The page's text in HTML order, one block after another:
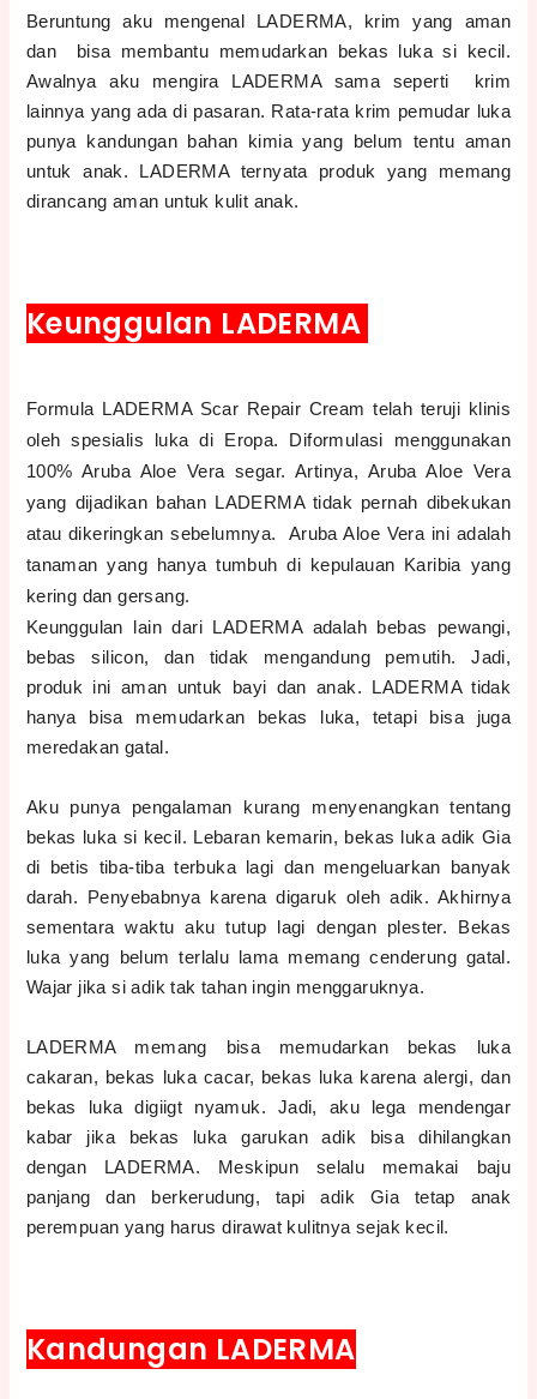
Beruntung aku mengenal LADERMA, krim yang aman
dan bisa membantu memudarkan bekas luka si kecil.
Awalnya aku mengira LADERMA sama seperti krim
lainnya yang ada di pasaran. Rata-rata krim pemudar luka
punya kandungan bahan kimia yang belum tentu aman
untuk anak. LADERMA ternyata produk yang memang
dirancang aman untuk kulit anak.
Keunggulan LADERMA
Formula LADERMA Scar Repair Cream telah teruji klinis
oleh spesialis luka di Eropa. Diformulasi menggunakan
100% Aruba Aloe Vera segar. Artinya, Aruba Aloe Vera
yang dijadikan bahan LADERMA tidak pernah dibekukan
atau dikeringkan sebelumnya. Aruba Aloe Vera ini adalah
tanaman yang hanya tumbuh di kepulauan Karibia yang
kering dan gersang.
Keunggulan lain dari LADERMA adalah bebas pewangi,
bebas silicon, dan tidak mengandung pemutih. Jadi,
produk ini aman untuk bayi dan anak. LADERMA tidak
hanya bisa memudarkan bekas luka, tetapi bisa juga
meredakan gatal.
Aku punya pengalaman kurang menyenangkan tentang
bekas luka si kecil. Lebaran kemarin, bekas luka adik Gia
di betis tiba-tiba terbuka lagi dan mengeluarkan banyak
darah. Penyebabnya karena digaruk oleh adik. Akhirnya
sementara waktu aku tutup lagi dengan plester. Bekas
luka yang belum terlalu lama memang cenderung gatal.
Wajar jika si adik tak tahan ingin menggaruknya.
LADERMA memang bisa memudarkan bekas luka
cakaran, bekas luka cacar, bekas luka karena alergi, dan
bekas luka digiigt nyamuk. Jadi, aku lega mendengar
kabar jika bekas luka garukan adik bisa dihilangkan
dengan LADERMA. Meskipun selalu memakai baju
panjang dan berkerudung, tapi adik Gia tetap anak
perempuan yang harus dirawat kulitnya sejak kecil.
Kandungan LADERMA